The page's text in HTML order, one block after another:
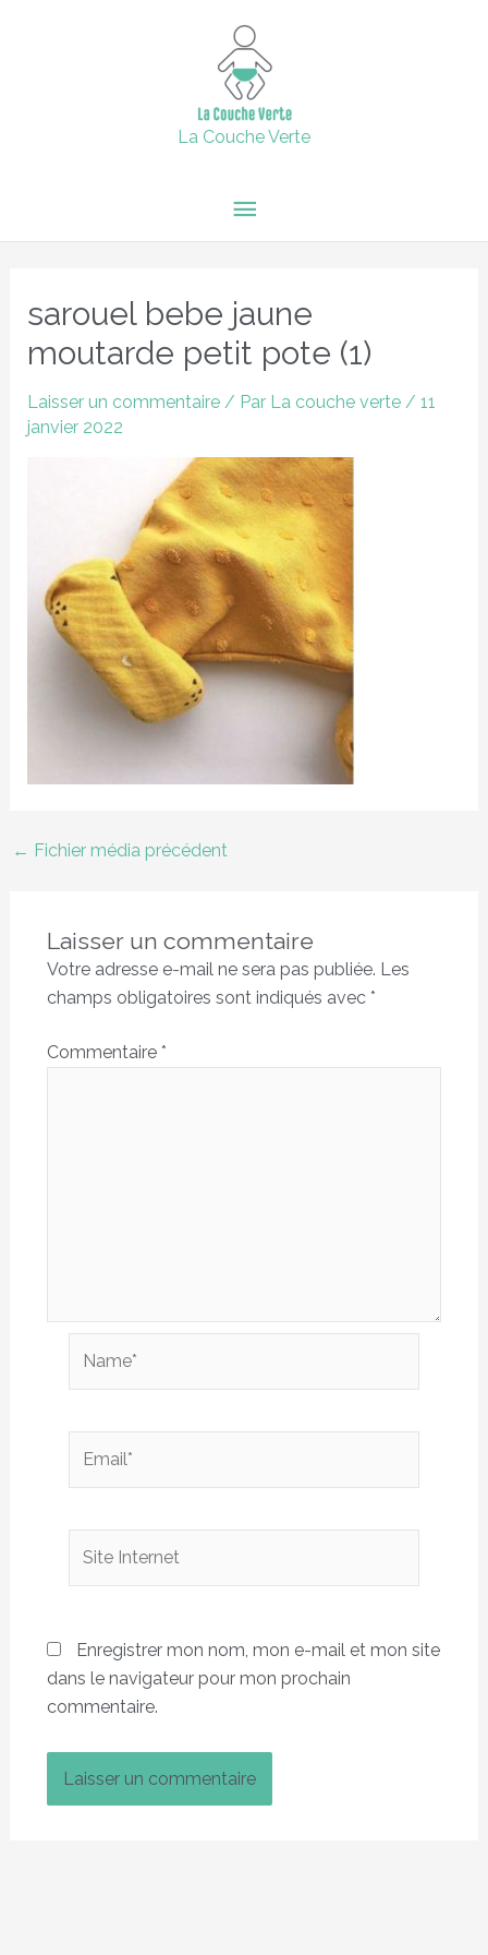
le code : 2024 + Livraison offerte en point relais dès 60€
d'achats.
Fermer
La Couche Verte
Menu
principal
sarouel bebe jaune
moutarde petit pote (1)
Laisser un commentaire / Par La couche verte / 11
janvier 2022
articles
← Fichier média précédent
Laisser un commentaire
Votre adresse e-mail ne sera pas publiée. Les
champs obligatoires sont indiqués avec *
Commentaire *
Internet
Enregistrer mon nom, mon e-mail et mon site
dans le navigateur pour mon prochain
commentaire.